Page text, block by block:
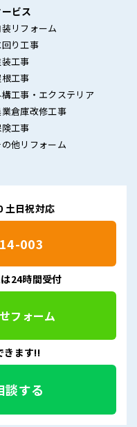
ビス
リフォーム
り工事
工事
工事
工事・エクステリア
業倉庫改修工事
工事
他リフォーム
土日祝対応
003
24時間受付
フォーム
きます!!
談する